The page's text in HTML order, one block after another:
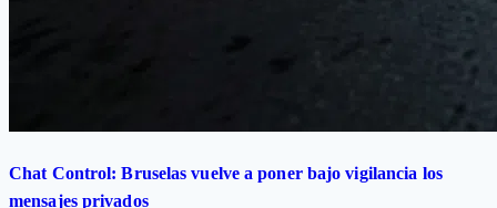
Chat Control: Bruselas vuelve a poner bajo vigilancia los
mensajes privados